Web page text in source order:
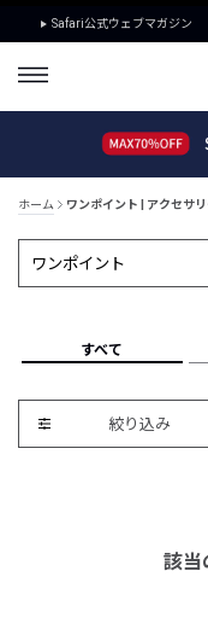
Safari公式ウェブマガジン
ホーム ワンポイント | アクセサ
すべて
絞り込み
該当